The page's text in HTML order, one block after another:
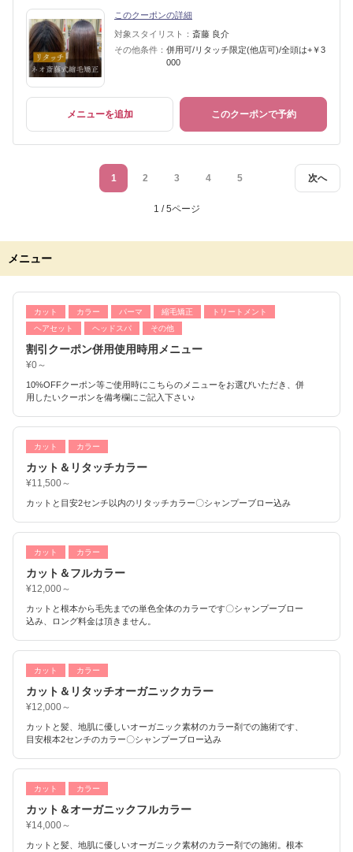
このクーポンの詳細
対象スタイリスト： 斎藤 良介
その他条件： 併用可/リタッチ限定(他店可)/全頭は+￥3
000
メニューを追加 このクーポンで予約
次へ
1 2 3 4 5
1 / 5ページ
メニュー
カット カラー パーマ 縮毛矯正
トリートメント
ヘアセット
ヘッドスパ その他
割引クーポン併用使用時用メニュー
¥0～
10%OFFクーポン等ご使用時にこちらのメニューをお選びいただき、併
用したいクーポンを備考欄にご記入下さい♪
カット カラー
カット＆リタッチカラー
¥11,500～
カットと目安2センチ以内のリタッチカラー〇シャンプーブロー込み
カット カラー
カット＆フルカラー
¥12,000～
カットと根本から毛先までの単色全体のカラーです〇シャンプーブロー
込み、ロング料金は頂きません。
カット カラー
カット＆リタッチオーガニックカラー
¥12,000～
カットと髪、地肌に優しいオーガニック素材のカラー剤での施術です、
目安根本2センチのカラー〇シャンプーブロー込み
カット カラー
カット＆オーガニックフルカラー
¥14,000～
カットと髪、地肌に優しいオーガニック素材のカラー剤での施術。根本